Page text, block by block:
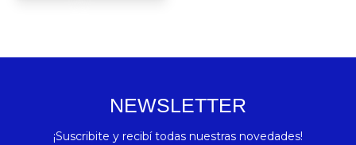
NEWSLETTER
¡Suscribite y recibí todas nuestras novedades!